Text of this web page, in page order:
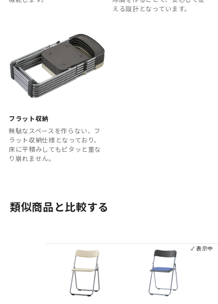
える設計となっています。
フラット収納
無駄なスペースを作らない、フ
ラット収納仕様となっており、
床に平積みしてもピタッと重な
り崩れません。
類似商品と比較する
✓ 表示中